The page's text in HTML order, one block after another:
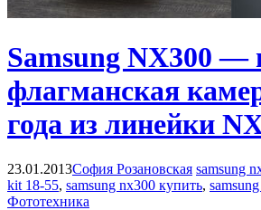
Samsung NX300 —
флагманская
года из линейки
23.01.2013София Розановская samsung
kit 18-55, samsung nx300 купить,
Фототехника